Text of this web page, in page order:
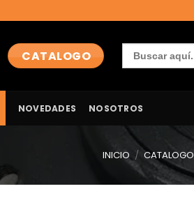
CATALOGO
Buscar:
NOVEDADES NOSOTROS
INICIO / CATALOGO